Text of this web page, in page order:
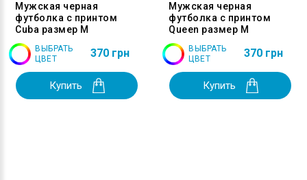
Мужская черная
футболка с принтом
Cuba размер M
ВЫБРАТЬ
ЦВЕТ
370 грн
Купить
Мужская черная
футболка с принтом
Queen размер M
ВЫБРАТЬ
ЦВЕТ
370 грн
Купить